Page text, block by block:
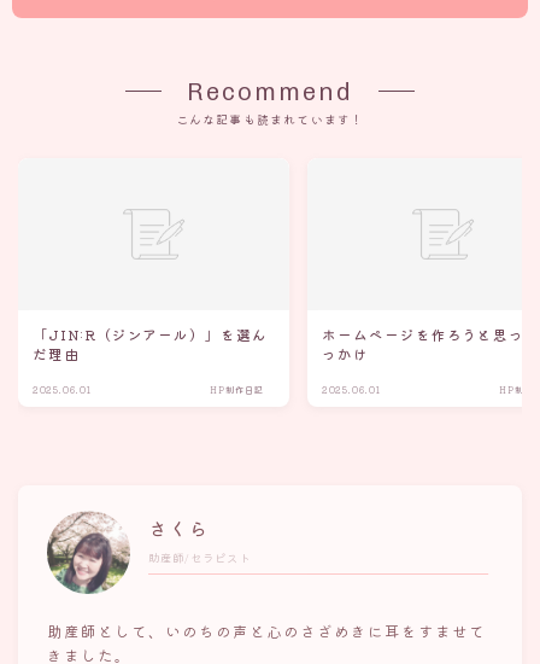
Recommend
こんな記事も読まれています！
「JIN:R（ジンアール）」を選ん
だ理由
2025.06.01 HP制作日記
ホームページを作ろうと思っ
っかけ
2025.06.01 HP制作
さくら
助産師/セラピスト
助産師として、いのちの声と心のさざめきに耳をすませて
きました。